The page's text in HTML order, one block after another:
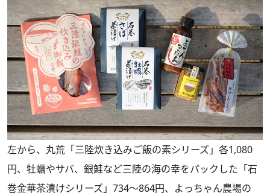
左から、丸荒「三陸炊き込みご飯の素シリーズ」各1,080
円、牡蠣やサバ、銀鮭など三陸の海の幸をパックした「石
巻金華茶漬けシリーズ」734～864円、よっちゃん農場の